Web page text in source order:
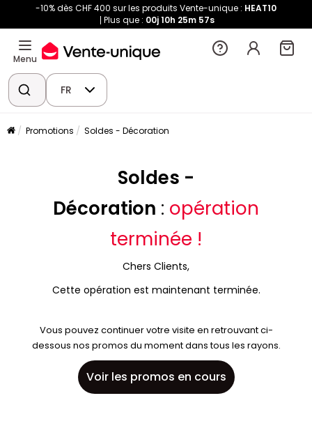
-10% dès CHF 400 sur les produits Vente-unique : HEAT10
Plus que : 00j10h 25m 57s
Menu
FR
Promotions Soldes - Décoration
Soldes -
Décoration : opération
terminée !
Chers Clients,
Cette opération est maintenant terminée.
Vous pouvez continuer votre visite en retrouvant ci-
dessous nos promos du moment dans tous les rayons.
Voir les promos en cours